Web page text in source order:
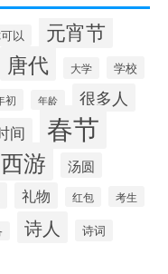
以 元宵节
唐代 大学 学校
初 年龄 很多人
间 春节
游 汤圆
礼物 红包 考生
诗人 诗词